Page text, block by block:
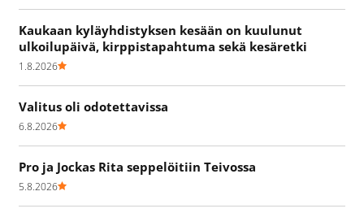
Kaukaan kyläyhdistyksen kesään on kuulunut
ulkoilupäivä, kirppistapahtuma sekä kesäretki
1.8.2026
Valitus oli odotettavissa
6.8.2026
Pro ja Jockas Rita seppelöitiin Teivossa
5.8.2026